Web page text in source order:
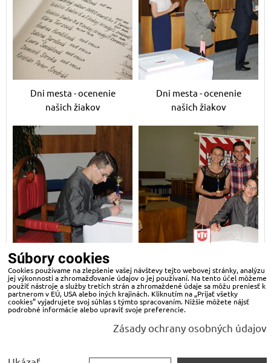
Dni mesta - ocenenie
našich žiakov
Dni mesta - ocenenie
našich žiakov
Dni mesta - ocenenie
našich žiakov
Dni mesta - ocenenie
našich žiakov
Zásady ochrany osobných údajov
Súbory cookies
Cookies používame na zlepšenie vašej návštevy tejto webovej stránky, analýzu
jej výkonnosti a zhromažďovanie údajov o jej používaní. Na tento účel môžeme
použiť nástroje a služby tretích strán a zhromaždené údaje sa môžu preniesť k
partnerom v EÚ, USA alebo iných krajinách. Kliknutím na „Prijať všetky
cookies“ vyjadrujete svoj súhlas s týmto spracovaním. Nižšie môžete nájsť
podrobné informácie alebo upraviť svoje preferencie.
Zásady ochrany osobných údajov